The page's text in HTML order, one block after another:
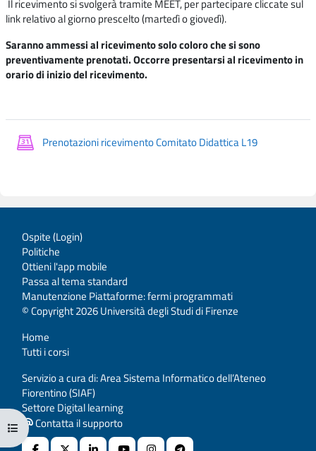
Apri indice del corso
Il ricevimento si svolgerà tramite MEET, per partecipare cliccate sul
link relativo al giorno prescelto (martedì o giovedì).
Saranno ammessi al ricevimento solo coloro che si sono
preventivamente prenotati. Occorre presentarsi al ricevimento in
orario di inizio del ricevimento.
Prenotazioni ricevimento Comitato Didattica L19Agenda
Ospite (Login)
Politiche
Ottieni l'app mobile
Passa al tema standard
Manutenzione Piattaforme: fermi programmati
© Copyright 2026 Università degli Studi di Firenze
Home
Tutti i corsi
Servizio a cura di: Area Sistema Informatico dell’Ateneo
Fiorentino (SIAF)
Settore Digital learning
Contatta il supporto